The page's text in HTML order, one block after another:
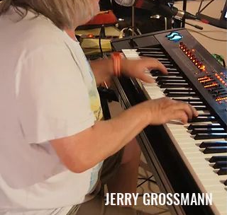
JERRY GROSSMANN